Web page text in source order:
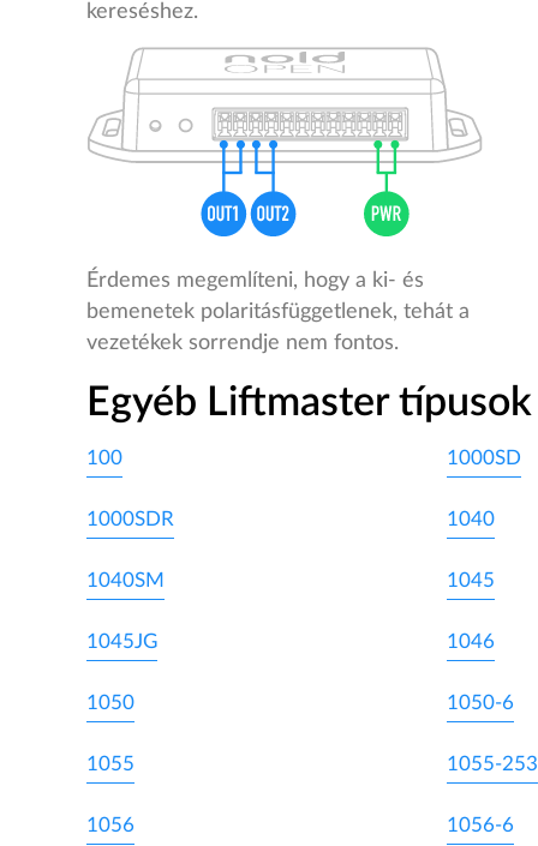
kereséshez.
Érdemes megemlíteni, hogy a ki- és
bemenetek polaritásfüggetlenek, tehát a
vezetékek sorrendje nem fontos.
Egyéb Liftmaster típusok
100 1000SD
1000SDR 1040
1040SM 1045
1045JG 1046
1050 1050-6
1055 1055-253
1056 1056-6